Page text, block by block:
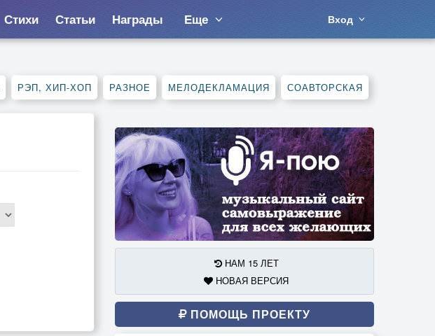
Стихи Статьи Награды Еще Вход
РЭП, ХИП-ХОП РАЗНОЕ МЕЛОДЕКЛАМАЦИЯ СОАВТОРСКАЯ
НАМ 15 ЛЕТ
НОВАЯ ВЕРСИЯ
ПОМОЩЬ ПРОЕКТУ